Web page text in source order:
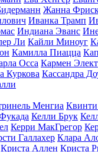
Жанна
Иванка Трамп
Индиана Эванс
Ли Кайли Миноуг
Камилла Пиацца
Осса Кармен
Куркова Кассандра
Менгиа
Келли Брук
Керри МакГрегор
Галлахер Клара
Криста Аллен Криста